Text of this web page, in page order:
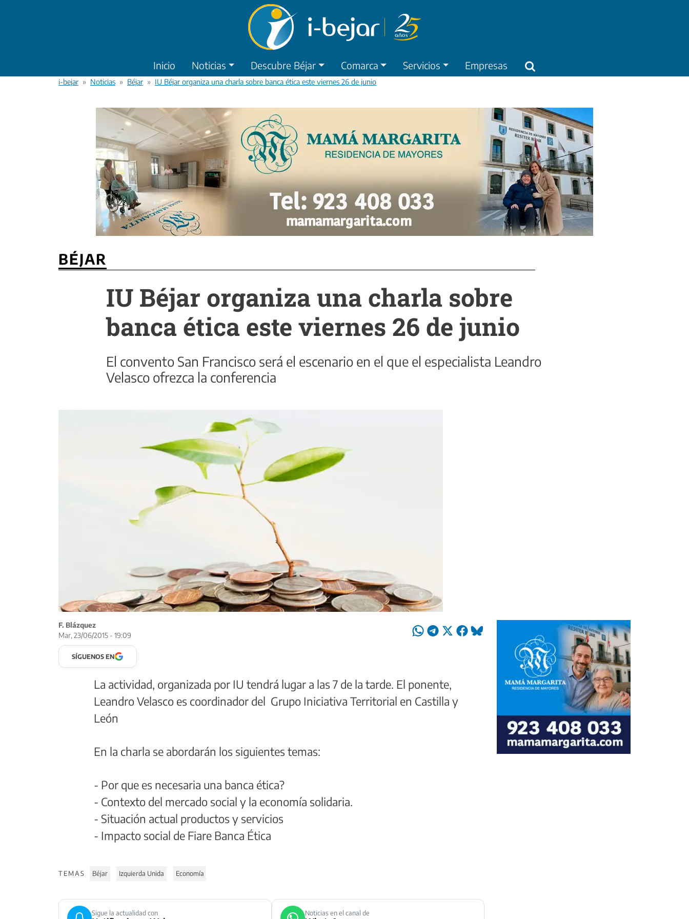
Inicio Noticias Descubre Béjar Comarca Servicios Empresas
i-bejar Noticias Béjar IU Béjar organiza una charla sobre banca ética este viernes 26 de junio
BÉJAR
IU Béjar organiza una charla sobre
banca ética este viernes 26 de junio
El convento San Francisco será el escenario en el que el especialista Leandro
Velasco ofrezca la conferencia
F. Blázquez
Mar, 23/06/2015 - 19:09
SÍGUENOS EN
La actividad, organizada por IU tendrá lugar a las 7 de la tarde. El ponente,
Leandro Velasco es coordinador del Grupo Iniciativa Territorial en Castilla y
León
En la charla se abordarán los siguientes temas:
- Por que es necesaria una banca ética?
- Contexto del mercado social y la economía solidaria.
- Situación actual productos y servicios
- Impacto social de Fiare Banca Ética
TEMAS Béjar Izquierda Unida Economía
Sigue la actualidad con Noticias en el canal de